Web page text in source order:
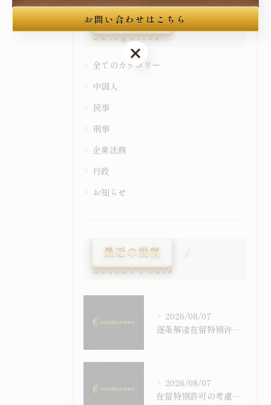
カテゴリー
Categories
全てのカテゴリー
中国人
民事
刑事
企業法務
行政
お知らせ
最近の投稿
Recent Posts
2026/08/07
逐条解读在留特别许可之考量事由｜令和6年施行之入管法50条5项与主张之构筑
2026/08/07
在留特別許可の考慮事情を逐条で読む｜令和6年施行の入管法50条5項と主張の組み立て方
お問い合わせはこちら
お問い合わせはこちら